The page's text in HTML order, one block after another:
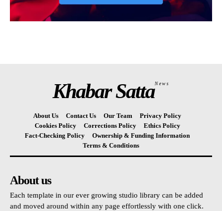
Khabar SattaNews
About Us Contact Us Our Team
Privacy Policy
Cookies Policy
Corrections Policy
Ethics Policy
Fact-Checking Policy
Ownership & Funding Information
Terms & Conditions
About us
Each template in our ever growing studio library can be added
and moved around within any page effortlessly with one click.